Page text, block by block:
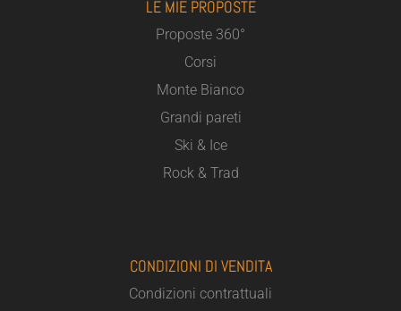
LE MIE PROPOSTE
Proposte 360°
Corsi
Monte Bianco
Grandi pareti
Ski & Ice
Rock & Trad
CONDIZIONI DI VENDITA
Condizioni contrattuali